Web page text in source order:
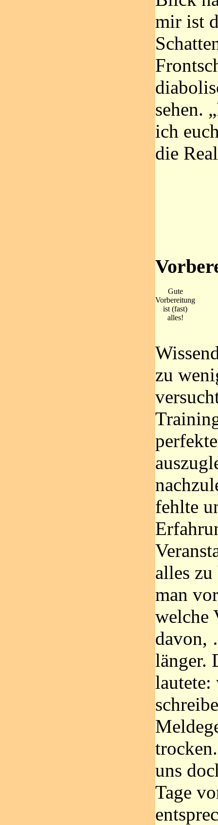
mir ist
sehen.
ich
die
Gute
Vorbereitung
ist (fast)
alles!
zu
fehlte
alles zu
man
welche
davon,
länger.
lautete:
uns
Tage